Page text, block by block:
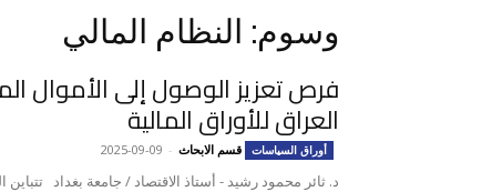
وسوم: النظام المالي
فرص تعزيز الوصول إلى الأموال
العراق للأوراق المالية
أوراق السياسات قسم الابحاث -
2025-09-09
د. ثائر محمود رشيد - أستاذ الاقتصاد / جامعة بغداد